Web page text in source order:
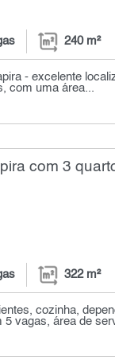
240 m²
- excelente
com uma área...
com 3
322 m²
cozinha,
vagas, área de